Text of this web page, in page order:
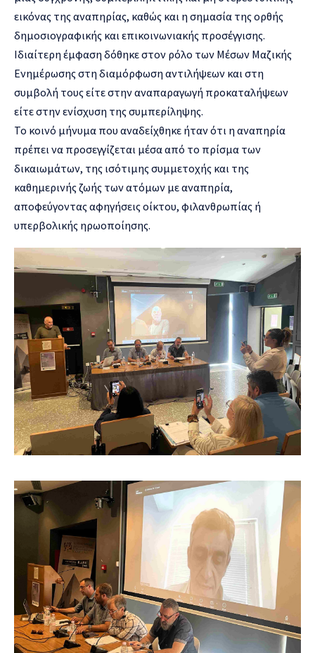
εικόνας της αναπηρίας, καθώς και η σημασία της ορθής
δημοσιογραφικής και επικοινωνιακής προσέγγισης.
Ιδιαίτερη έμφαση δόθηκε στον ρόλο των Μέσων Μαζικής
Ενημέρωσης στη διαμόρφωση αντιλήψεων και στη
συμβολή τους είτε στην αναπαραγωγή προκαταλήψεων
είτε στην ενίσχυση της συμπερίληψης.
Το κοινό μήνυμα που αναδείχθηκε ήταν ότι η αναπηρία
πρέπει να προσεγγίζεται μέσα από το πρίσμα των
δικαιωμάτων, της ισότιμης συμμετοχής και της
καθημερινής ζωής των ατόμων με αναπηρία,
αποφεύγοντας αφηγήσεις οίκτου, φιλανθρωπίας ή
υπερβολικής ηρωοποίησης.